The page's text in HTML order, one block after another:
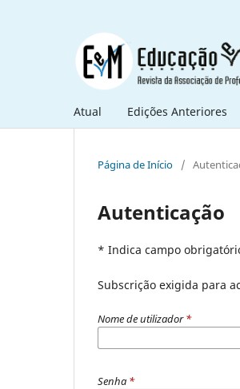
Atual Edições Anteriores
Página de Início /
Autenticação
* Indica campo
Subscrição exigida para
Nome de utilizador*
Senha *